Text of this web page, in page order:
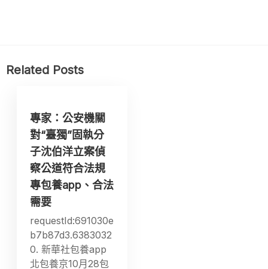
Related Posts
專家：公安機關
對“臺獨”固執分
子沈伯洋立案偵
察公道符合法規
專包養app、合法
需要
requestId:691030e
b7b87d3.6383032
0. 新華社包養app
北包養京10月28包